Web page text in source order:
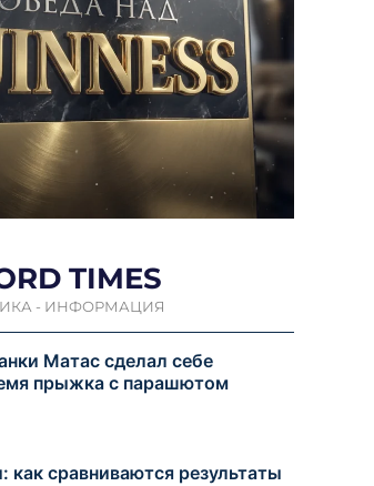
TIMES
- ИНФОРМАЦИЯ
Матас сделал себе
прыжка с парашютом
как сравниваются результаты